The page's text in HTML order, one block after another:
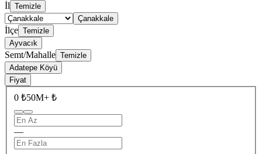
İl Temizle
Çanakkale
İlçe Temizle
Ayvacık
Semt/Mahalle Temizle
Adatepe Köyü
Fiyat
0 ₺50M+ ₺
—